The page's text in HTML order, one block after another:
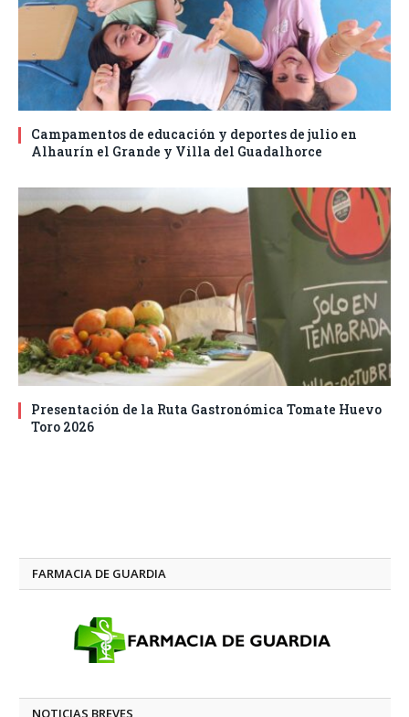
Campamentos de educación y deportes de julio en
Alhaurín el Grande y Villa del Guadalhorce
Presentación de la Ruta Gastronómica Tomate Huevo
Toro 2026
FARMACIA DE GUARDIA